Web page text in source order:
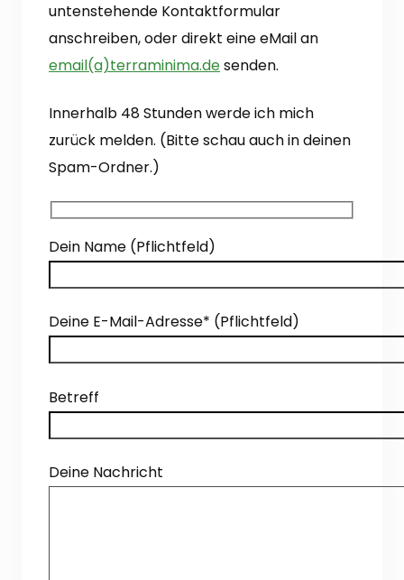
untenstehende Kontaktformular
anschreiben, oder direkt eine eMail an
email(a)terraminima.desenden.
Innerhalb 48 Stunden werde ich mich
zurück melden. (Bitte schau auch in deinen
Spam-Ordner.)
Dein Name (Pflichtfeld)
Deine E-Mail-Adresse* (Pflichtfeld)
Betreff
Deine Nachricht